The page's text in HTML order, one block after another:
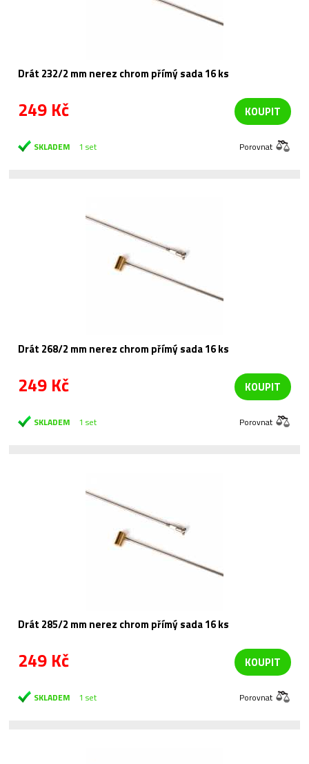
Drát 232/2 mm nerez chrom přímý sada 16 ks
249 Kč KOUPIT
SKLADEM 1 set Porovnat
Drát 268/2 mm nerez chrom přímý sada 16 ks
249 Kč KOUPIT
SKLADEM 1 set Porovnat
Drát 285/2 mm nerez chrom přímý sada 16 ks
249 Kč KOUPIT
SKLADEM 1 set Porovnat